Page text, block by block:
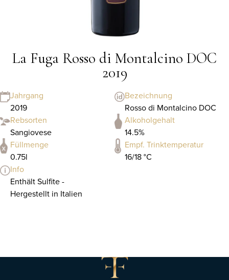
La Fuga Rosso di Montalcino DOC
2019
Jahrgang
2019
Bezeichnung
Rosso di Montalcino DOC
Rebsorten
Sangiovese
Alkoholgehalt
14.5%
Füllmenge
0.75l
Empf. Trinktemperatur
16/18 °C
Info
Enthält Sulfite -
Hergestellt in Italien